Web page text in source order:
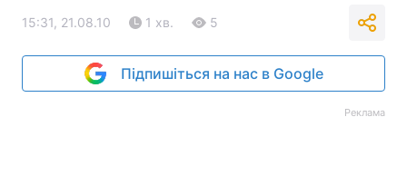
15:31, 21.08.10 1 хв. 5
Підпишіться на нас в Google
Реклама